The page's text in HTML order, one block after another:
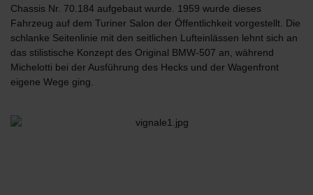
Chassis Nr. 70.184 aufgebaut wurde. 1959 wurde dieses
Fahrzeug auf dem Turiner Salon der Öffentlichkeit vorgestellt. Die
schlanke Seitenlinie mit den seitlichen Lufteinlässen lehnt sich an
das stilistische Konzept des Original BMW-507 an, während
Michelotti bei der Ausführung des Hecks und der Wagenfront
eigene Wege ging.